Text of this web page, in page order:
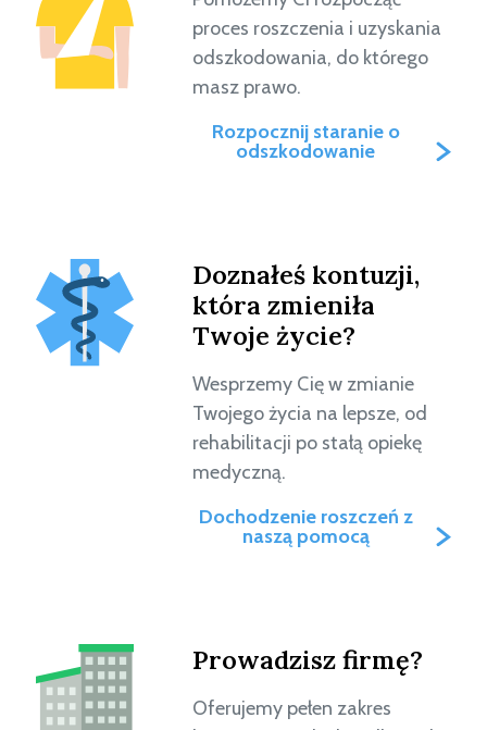
proces roszczenia i uzyskania
odszkodowania, do którego
masz prawo.
Rozpocznij staranie o
odszkodowanie
Doznałeś kontuzji,
która zmieniła
Twoje życie?
Wesprzemy Cię w zmianie
Twojego życia na lepsze, od
rehabilitacji po stałą opiekę
medyczną.
Dochodzenie roszczeń z
naszą pomocą
Prowadzisz firmę?
Oferujemy pełen zakres